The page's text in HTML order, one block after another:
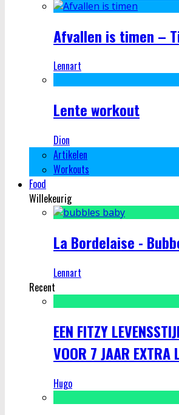
Afvallen is timen –
Lennart
Lente workout
Dion
Artikelen
Workouts
Food
Willekeurig
La Bordelaise -
Lennart
Recent
EEN FITZY
VOOR 7 JAAR EXTRA
Hugo